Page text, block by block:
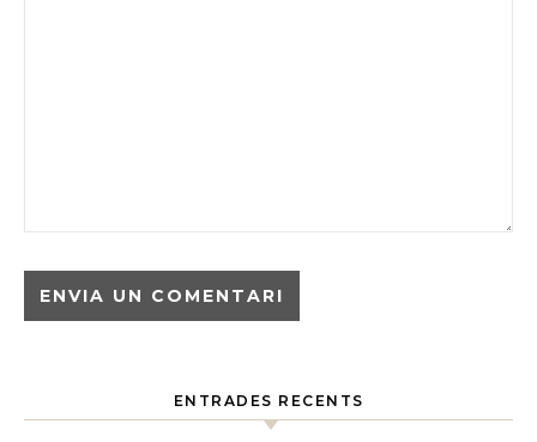
ENTRADES RECENTS